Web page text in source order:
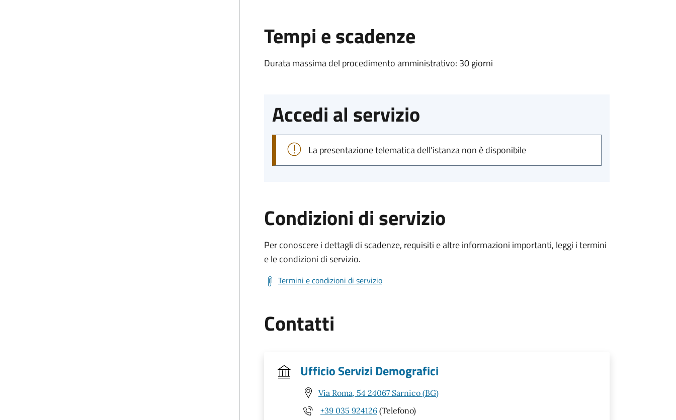
Tempi e scadenze
Durata massima del procedimento amministrativo: 30 giorni
Accedi al servizio
La presentazione telematica dell'istanza non è disponibile
Condizioni di servizio
Per conoscere i dettagli di scadenze, requisiti e altre informazioni importanti, leggi i termini
e le condizioni di servizio.
Termini e condizioni di servizio
Contatti
Ufficio Servizi Demografici
Via Roma, 54 24067 Sarnico (BG)
+39 035 924126 (Telefono)